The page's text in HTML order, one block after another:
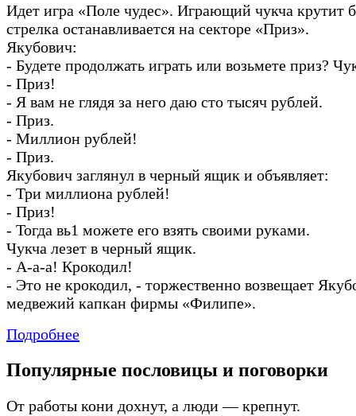
Идет игра «Поле чудес». Играющий чукча крутит
стрелка останавливается на секторе «Приз».
Якубович:
- Будете продолжать играть или возьмете приз?
- Приз!
- Я вам не глядя за него даю сто тысяч рублей.
- Приз.
- Миллион рублей!
- Приз.
Якубович заглянул в черный ящик и объявляет:
- Три миллиона рублей!
- Приз!
- Тогда вь1 можете его взять своими руками.
Чукча лезет в черный ящик.
- А-а-а! Крокодил!
- Это не крокодил, - торжественно возвещает
медвежий капкан фирмы «Филипе».
Подробнее
Популярные пословицы и поговорки
От работы кони дохнут, а люди — крепнут.